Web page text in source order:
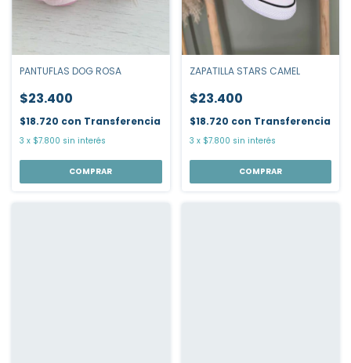
PANTUFLAS DOG ROSA
$23.400
$18.720 con Transferencia
3 x $7.800 sin interés
COMPRAR
ZAPATILLA STARS CAMEL
$23.400
$18.720 con Transferencia
3 x $7.800 sin interés
COMPRAR